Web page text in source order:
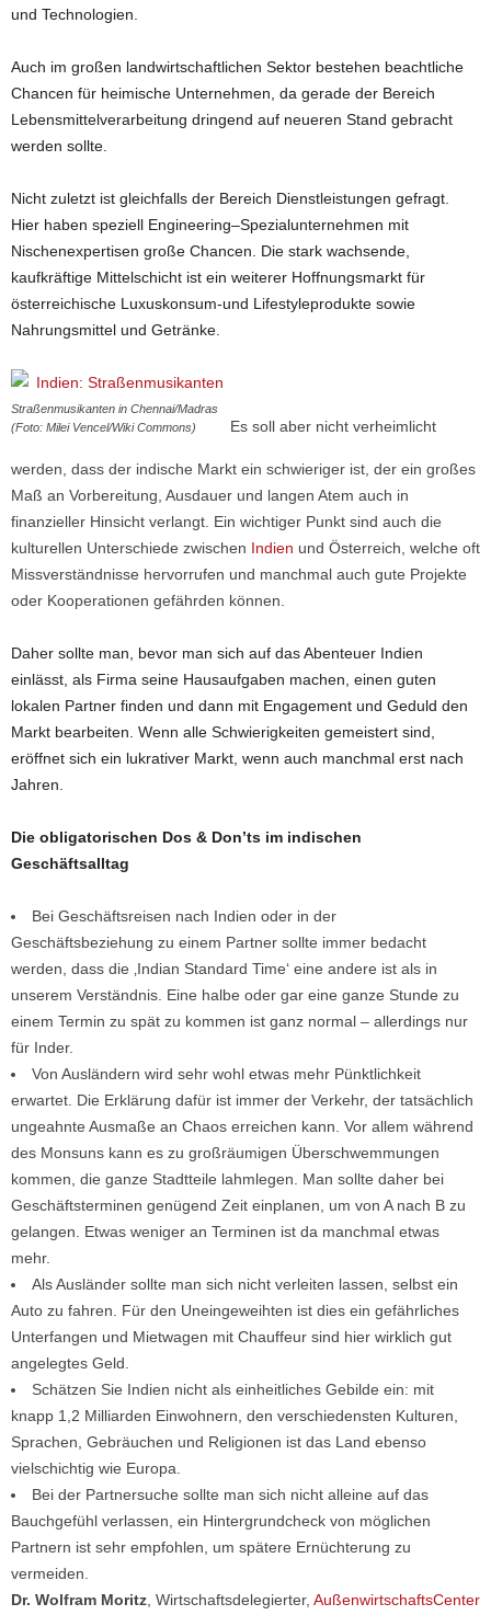
und Technologien.
Auch im großen landwirtschaftlichen Sektor bestehen beachtliche
Chancen für heimische Unternehmen, da gerade der Bereich
Lebensmittelverarbeitung dringend auf neueren Stand gebracht
werden sollte.
Nicht zuletzt ist gleichfalls der Bereich Dienstleistungen gefragt.
Hier haben speziell Engineering–Spezialunternehmen mit
Nischenexpertisen große Chancen. Die stark wachsende,
kaufkräftige Mittelschicht ist ein weiterer Hoffnungsmarkt für
österreichische Luxuskonsum-und Lifestyleprodukte sowie
Nahrungsmittel und Getränke.
Straßenmusikanten in Chennai/Madras
(Foto: Milei Vencel/Wiki Commons)
Es soll aber nicht verheimlicht
werden, dass der indische Markt ein schwieriger ist, der ein großes
Maß an Vorbereitung, Ausdauer und langen Atem auch in
finanzieller Hinsicht verlangt. Ein wichtiger Punkt sind auch die
kulturellen Unterschiede zwischen Indien und Österreich, welche oft
Missverständnisse hervorrufen und manchmal auch gute Projekte
oder Kooperationen gefährden können.
Daher sollte man, bevor man sich auf das Abenteuer Indien
einlässt, als Firma seine Hausaufgaben machen, einen guten
lokalen Partner finden und dann mit Engagement und Geduld den
Markt bearbeiten. Wenn alle Schwierigkeiten gemeistert sind,
eröffnet sich ein lukrativer Markt, wenn auch manchmal erst nach
Jahren.
Die obligatorischen Dos & Don’ts im indischen
Geschäftsalltag
Bei Geschäftsreisen nach Indien oder in der
Geschäftsbeziehung zu einem Partner sollte immer bedacht
werden, dass die ‚Indian Standard Time‘ eine andere ist als in
unserem Verständnis. Eine halbe oder gar eine ganze Stunde zu
einem Termin zu spät zu kommen ist ganz normal – allerdings nur
für Inder.
Von Ausländern wird sehr wohl etwas mehr Pünktlichkeit
erwartet. Die Erklärung dafür ist immer der Verkehr, der tatsächlich
ungeahnte Ausmaße an Chaos erreichen kann. Vor allem während
des Monsuns kann es zu großräumigen Überschwemmungen
kommen, die ganze Stadtteile lahmlegen. Man sollte daher bei
Geschäftsterminen genügend Zeit einplanen, um von A nach B zu
gelangen. Etwas weniger an Terminen ist da manchmal etwas
mehr.
Als Ausländer sollte man sich nicht verleiten lassen, selbst ein
Auto zu fahren. Für den Uneingeweihten ist dies ein gefährliches
Unterfangen und Mietwagen mit Chauffeur sind hier wirklich gut
angelegtes Geld.
Schätzen Sie Indien nicht als einheitliches Gebilde ein: mit
knapp 1,2 Milliarden Einwohnern, den verschiedensten Kulturen,
Sprachen, Gebräuchen und Religionen ist das Land ebenso
vielschichtig wie Europa.
Bei der Partnersuche sollte man sich nicht alleine auf das
Bauchgefühl verlassen, ein Hintergrundcheck von möglichen
Partnern ist sehr empfohlen, um spätere Ernüchterung zu
vermeiden.
Dr. Wolfram Moritz , Wirtschaftsdelegierter, AußenwirtschaftsCenter